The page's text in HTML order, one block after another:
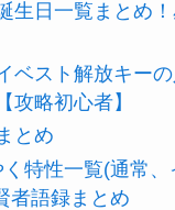
生日一覧まとめ
ベスト解放キー
攻略初心者】
とめ
く特性一覧(通常
者語録まとめ